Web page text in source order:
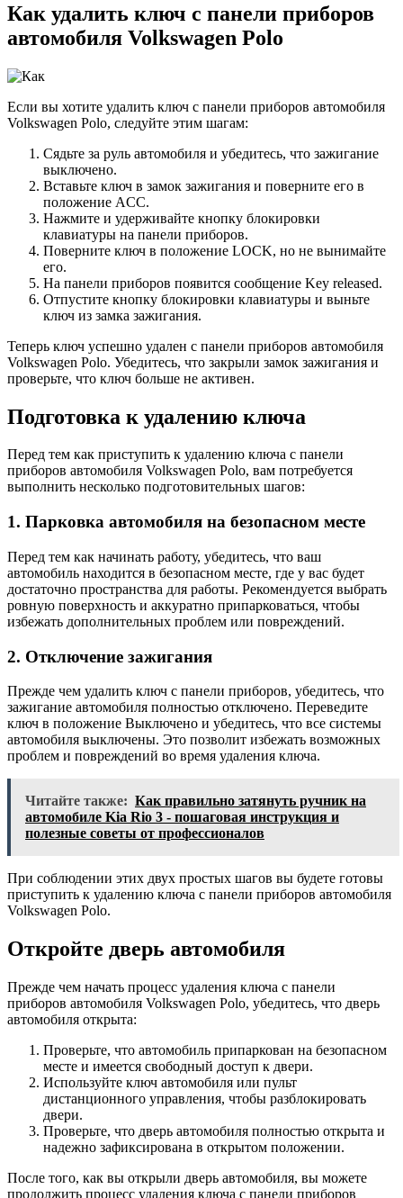
Как удалить ключ с панели приборов
автомобиля Volkswagen Polo
Если вы хотите удалить ключ с панели приборов автомобиля
Volkswagen Polo, следуйте этим шагам:
Сядьте за руль автомобиля и убедитесь, что зажигание
выключено.
Вставьте ключ в замок зажигания и поверните его в
положение ACC.
Нажмите и удерживайте кнопку блокировки
клавиатуры на панели приборов.
Поверните ключ в положение LOCK, но не вынимайте
его.
На панели приборов появится сообщение Key released.
Отпустите кнопку блокировки клавиатуры и выньте
ключ из замка зажигания.
Теперь ключ успешно удален с панели приборов автомобиля
Volkswagen Polo. Убедитесь, что закрыли замок зажигания и
проверьте, что ключ больше не активен.
Подготовка к удалению ключа
Перед тем как приступить к удалению ключа с панели
приборов автомобиля Volkswagen Polo, вам потребуется
выполнить несколько подготовительных шагов:
1. Парковка автомобиля на безопасном месте
Перед тем как начинать работу, убедитесь, что ваш
автомобиль находится в безопасном месте, где у вас будет
достаточно пространства для работы. Рекомендуется выбрать
ровную поверхность и аккуратно припарковаться, чтобы
избежать дополнительных проблем или повреждений.
2. Отключение зажигания
Прежде чем удалить ключ с панели приборов, убедитесь, что
зажигание автомобиля полностью отключено. Переведите
ключ в положение Выключено и убедитесь, что все системы
автомобиля выключены. Это позволит избежать возможных
проблем и повреждений во время удаления ключа.
Читайте также: Как правильно затянуть ручник на
автомобиле Kia Rio 3 - пошаговая инструкция и
полезные советы от профессионалов
При соблюдении этих двух простых шагов вы будете готовы
приступить к удалению ключа с панели приборов автомобиля
Volkswagen Polo.
Откройте дверь автомобиля
Прежде чем начать процесс удаления ключа с панели
приборов автомобиля Volkswagen Polo, убедитесь, что дверь
автомобиля открыта:
Проверьте, что автомобиль припаркован на безопасном
месте и имеется свободный доступ к двери.
Используйте ключ автомобиля или пульт
дистанционного управления, чтобы разблокировать
двери.
Проверьте, что дверь автомобиля полностью открыта и
надежно зафиксирована в открытом положении.
После того, как вы открыли дверь автомобиля, вы можете
продолжить процесс удаления ключа с панели приборов